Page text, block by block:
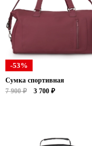
-53%
Сумка спортивная
7 900 ₽
3 700 ₽